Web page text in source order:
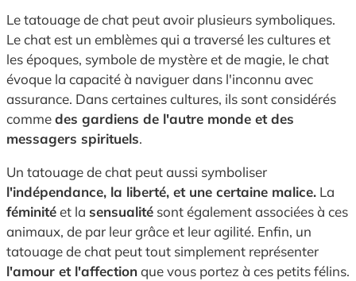
Le tatouage de chat peut avoir plusieurs symboliques.
Le chat est un emblèmes qui a traversé les cultures et
les époques, symbole de mystère et de magie, le chat
évoque la capacité à naviguer dans l'inconnu avec
assurance. Dans certaines cultures, ils sont considérés
commedes gardiens de l'autre monde et des
messagers spirituels.
Un tatouage de chat peut aussi symboliser
l'indépendance, la liberté, et une certaine malice. La
féminitéet la sensualité sont également associées à ces
animaux, de par leur grâce et leur agilité. Enfin, un
tatouage de chat peut tout simplement représenter
l'amour et l'affectionque vous portez à ces petits félins.